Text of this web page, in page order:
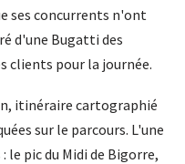
ses concurrents n'ont
d'une Bugatti des
clients pour la journée.
itinéraire cartographié
sur le parcours. L'une
le pic du Midi de Bigorre,